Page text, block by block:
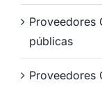
Proveedores
públicas
Proveedores